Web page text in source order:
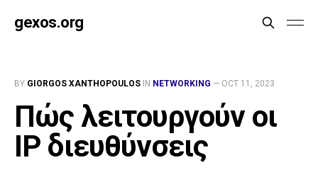
gexos.org
BY GIORGOS XANTHOPOULOS IN NETWORKING — OCT 11, 2023
Πώς λειτουργούν οι
IP διευθύνσεις